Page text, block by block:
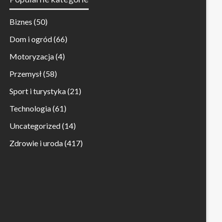
Biznes (50)
Dom i ogród(66)
Motoryzacja(4)
Przemysł(58)
Sport i turystyka(21)
Technologia(61)
Uncategorized(14)
Zdrowie i uroda(417)